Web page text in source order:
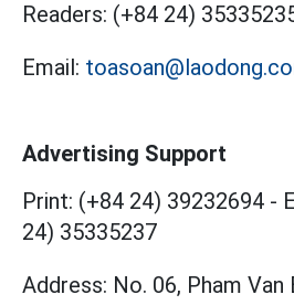
Readers: (+84 24)
Email:
Advertising Support
Print: (+84 24) 39232694 -
24) 35335237
Address: No. 06, Pham Van